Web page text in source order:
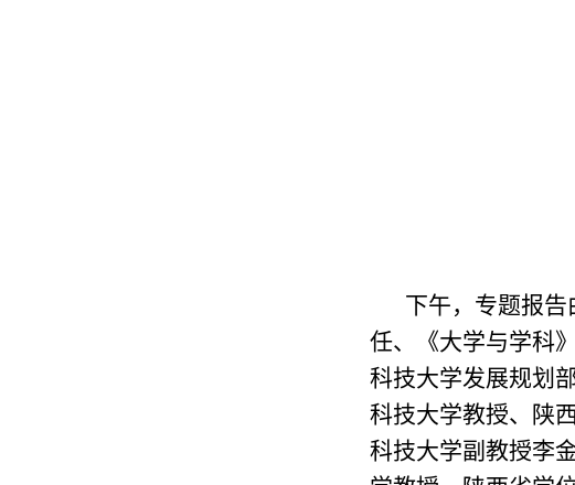
下午，专题报
任、《大学与学科
科技大学发展规划
科技大学教授、陕
科技大学副教授李